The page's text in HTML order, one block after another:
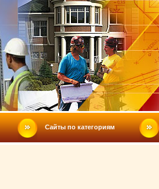
Сайты по категориям